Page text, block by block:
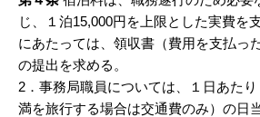
じ、１泊15,000円を上限とした実費を
にあたっては、領収書（費用を支払っ
の提出を求める。
2．事務局職員については、１日あた
満を旅行する場合は交通費のみ）の日